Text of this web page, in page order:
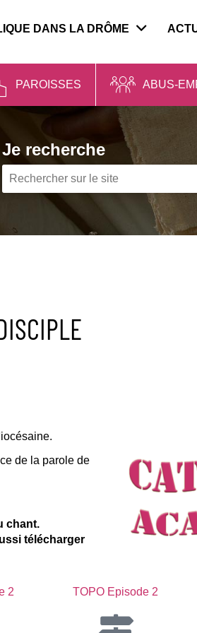
DANS LA DRÔME
PAROISSES ABUS-
Je recherche
de la parole de
chant.
télécharger
2 TOPO Episode 2